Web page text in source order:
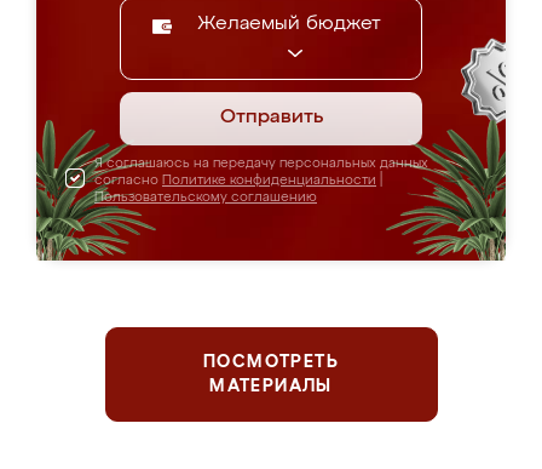
Желаемый бюджет
Отправить
Я соглашаюсь на передачу персональных данных
согласно Политике конфиденциальности
Пользовательскому соглашению
ПОСМОТРЕТЬ
МАТЕРИАЛЫ